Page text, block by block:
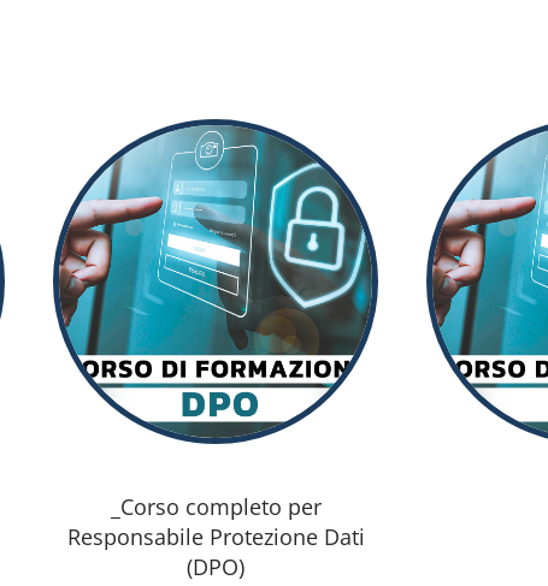
_Corso completo per
Responsabile Protezione Dati
(DPO)